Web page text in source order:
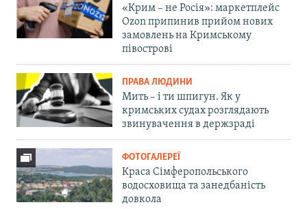
«Крим – не Росія»: маркетплейс
Ozon припинив прийом нових
замовлень на Кримському
півострові
ПРАВА ЛЮДИНИ
Мить – і ти шпигун. Як у
кримських судах розглядають
звинувачення в держзраді
ФОТОГАЛЕРЕЇ
Краса Сімферопольського
водосховища та занедбаність
довкола